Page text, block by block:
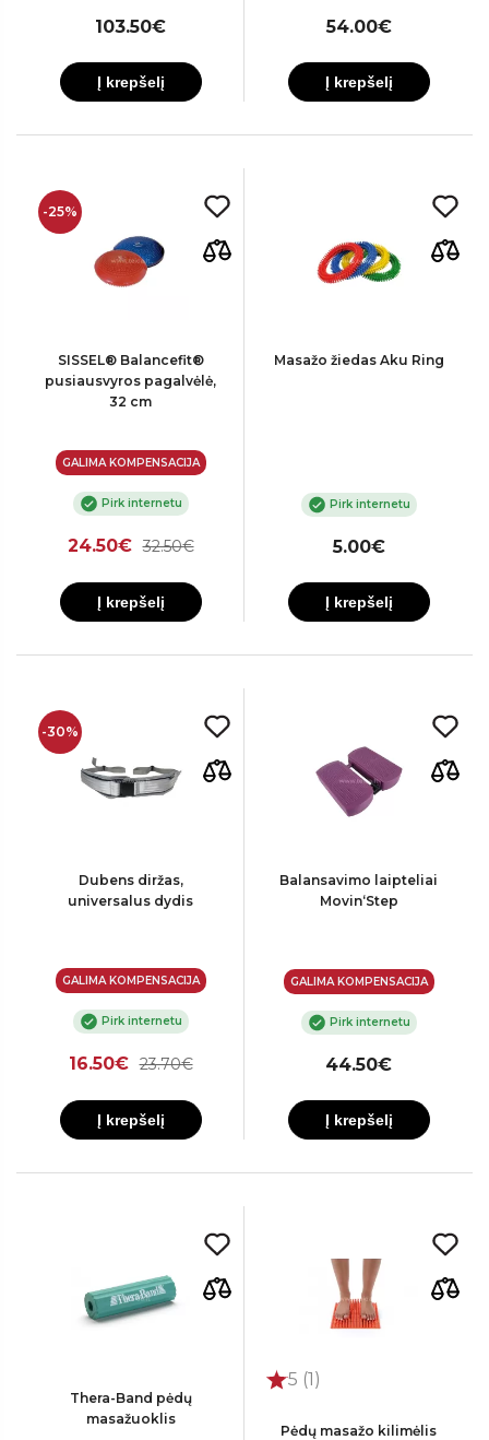
103.50€
Į krepšelį
54.00€
Į krepšelį
-25%
SISSEL® Balancefit®
pusiausvyros pagalvėlė,
32 cm
GALIMA KOMPENSACIJA
Pirk internetu
24.50€ 32.50€
Į krepšelį
Masažo žiedas Aku Ring
Pirk internetu
5.00€
Į krepšelį
-30%
Dubens diržas,
universalus dydis
GALIMA KOMPENSACIJA
Pirk internetu
16.50€ 23.70€
Į krepšelį
Balansavimo laipteliai
Movin‘Step
GALIMA KOMPENSACIJA
Pirk internetu
44.50€
Į krepšelį
Thera-Band pėdų
masažuoklis
5 (1)
Pėdų masažo kilimėlis